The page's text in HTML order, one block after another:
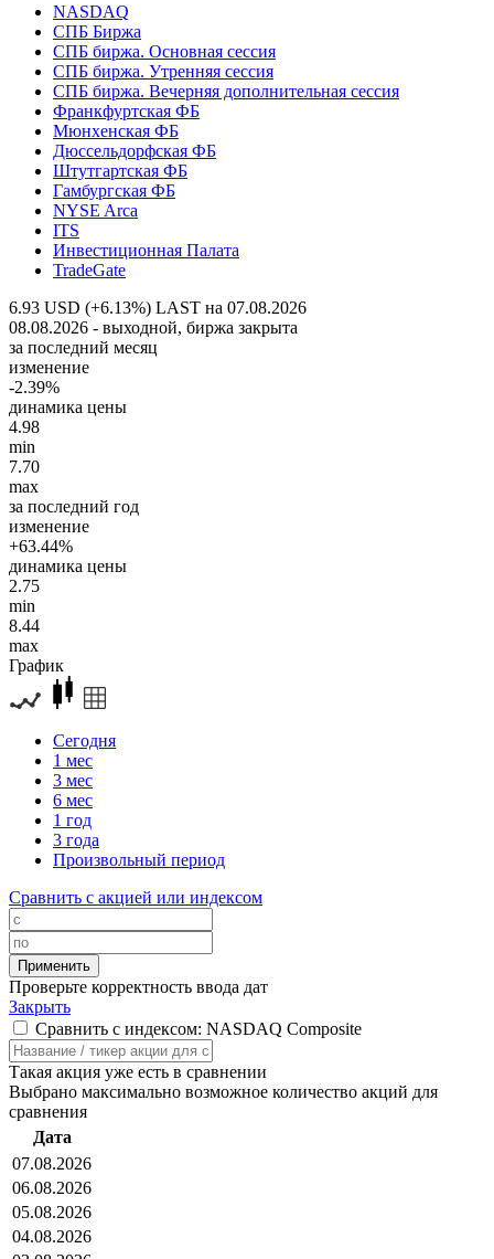
NASDAQ
СПБ Биржа
СПБ биржа. Основная сессия
СПБ биржа. Утренняя сессия
СПБ биржа. Вечерняя дополнительная сессия
Франкфуртская ФБ
Мюнхенская ФБ
Дюссельдорфская ФБ
Штутгартская ФБ
Гамбургская ФБ
NYSE Arca
ITS
Инвестиционная Палата
TradeGate
6.93 USD (+6.13%) LAST на 07.08.2026
08.08.2026 - выходной, биржа закрыта
за последний месяц
изменение
-2.39%
динамика цены
4.98
min
7.70
max
за последний год
изменение
+63.44%
динамика цены
2.75
min
8.44
max
График
Сегодня
1 мес
3 мес
6 мес
1 год
3 года
Произвольный период
Сравнить с акцией или индексом
Проверьте корректность ввода дат
Закрыть
Сравнить с индексом: NASDAQ Composite
Такая акция уже есть в сравнении
Выбрано максимально возможное количество акций для
сравнения
Дата
07.08.2026
06.08.2026
05.08.2026
04.08.2026